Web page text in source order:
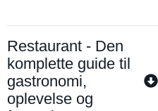
Restaurant - Den
komplette guide til
gastronomi,
oplevelse og